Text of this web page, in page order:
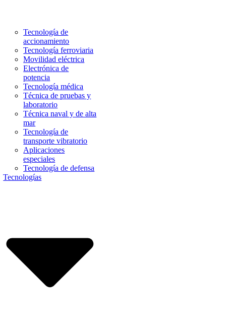
Tecnología de
accionamiento
Tecnología ferroviaria
Movilidad eléctrica
Electrónica de
potencia
Tecnología médica
Técnica de pruebas y
laboratorio
Técnica naval y de alta
mar
Tecnología de
transporte vibratorio
Aplicaciones
especiales
Tecnología de defensa
Tecnologías